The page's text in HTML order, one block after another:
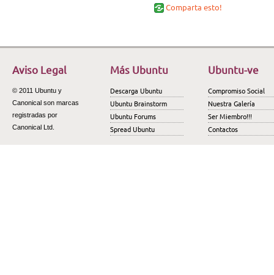
Comparta esto!
Aviso Legal
© 2011 Ubuntu y
Canonical son marcas
registradas por
Canonical Ltd.
Más Ubuntu
Descarga Ubuntu
Ubuntu Brainstorm
Ubuntu Forums
Spread Ubuntu
Ubuntu-ve
Compromiso Social
Nuestra Galería
Ser Miembro!!!
Contactos